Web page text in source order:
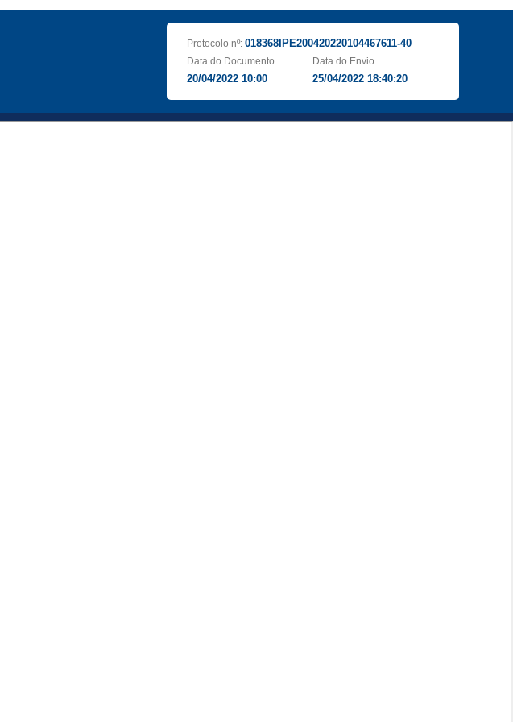
Protocolo nº: 018368IPE200420220104467611-40
Data do Documento
20/04/2022 10:00
Data do Envio
25/04/2022 18:40:20